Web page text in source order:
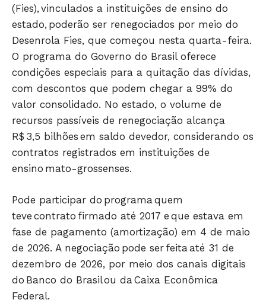
(Fies), vinculados a instituições de ensino do
estado, poderão ser renegociados por meio do
Desenrola Fies, que começou nesta quarta-feira.
O programa do Governo do Brasil oferece
condições especiais para a quitação das dívidas,
com descontos que podem chegar a 99% do
valor consolidado. No estado, o volume de
recursos passíveis de renegociação alcança
R$ 3,5 bilhões em saldo devedor, considerando os
contratos registrados em instituições de
ensino mato-grossenses.
Pode participar do programa quem
teve contrato firmado até 2017 e que estava em
fase de pagamento (amortização) em 4 de maio
de 2026. A negociação pode ser feita até 31 de
dezembro de 2026, por meio dos canais digitais
do Banco do Brasil ou da Caixa Econômica
Federal.